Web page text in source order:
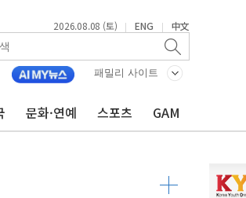
2026.08.08 (토) | ENG | 中文
패밀리 사이트
문화·연예 스포츠 GAM